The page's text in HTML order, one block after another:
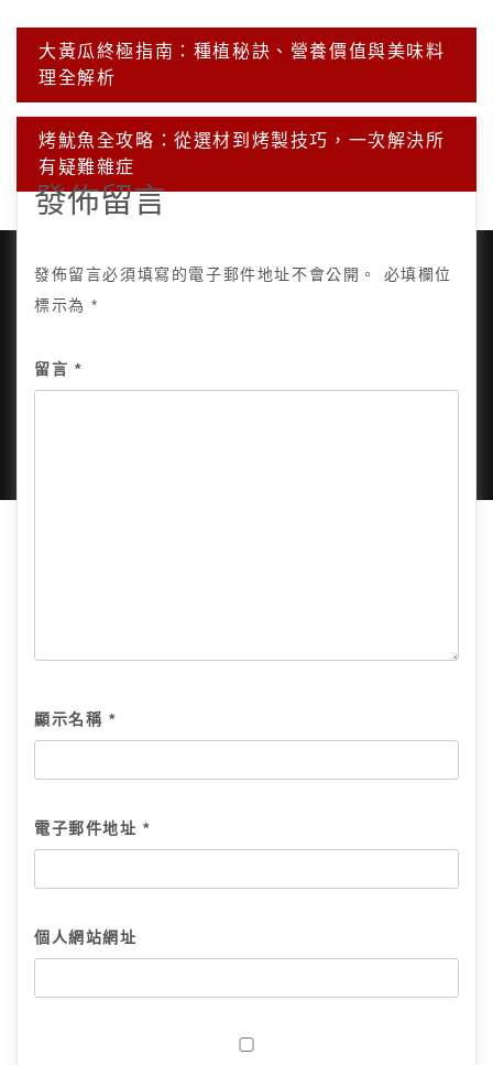
文
章
導
覽
大黃瓜終極指南：種植秘訣、營養價值與美味料
理全解析
烤魷魚全攻略：從選材到烤製技巧，一次解決所
有疑難雜症
發佈留言
發佈留言必須填寫的電子郵件地址不會公開。
必填欄位
標示為*
留言 *
顯示名稱 *
電子郵件地址*
個人網站網址